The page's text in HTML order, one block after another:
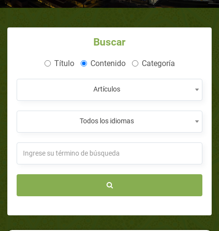
Buscar
Título Contenido Categoría
Artículos
Todos los idiomas